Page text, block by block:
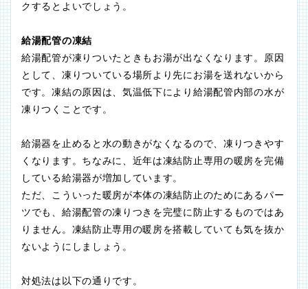
クするとよいでしょう。
給湯配管の凍結
給湯配管が凍りついたときもお湯が出なくなります。原因
として、凍りついている場所より先にお湯を送れないから
です。凍結の原因は、気温低下により給湯配管内部の水が
凍りつくことです。
給湯器を止めると水の動きがなくなるので、凍りつきやす
くなります。ちなみに、近年は凍結防止専用の暖房を完備
している給湯器が増加しています。
ただ、こういった暖房が本体の凍結防止のためにあるパー
ツでも、給湯配管の凍りつきを完璧に防止するものではあ
りません。凍結防止専用の暖房を搭載していても気を抜か
ないようにしましょう。
対処法は以下の通りです。